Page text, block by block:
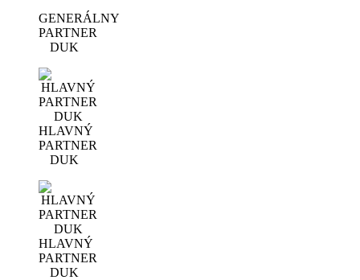
GENERÁLNY
PARTNER
DUK
HLAVNÝ
PARTNER
DUK
HLAVNÝ
PARTNER
DUK